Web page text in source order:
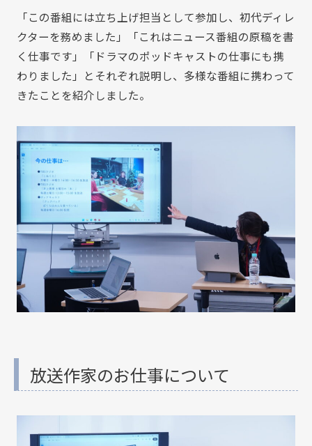
「この番組には立ち上げ担当として参加し、初代ディレ
クターを務めました」「これはニュース番組の原稿を書
く仕事です」「ドラマのポッドキャストの仕事にも携
わりました」とそれぞれ説明し、多様な番組に携わって
きたことを紹介しました。
放送作家のお仕事について